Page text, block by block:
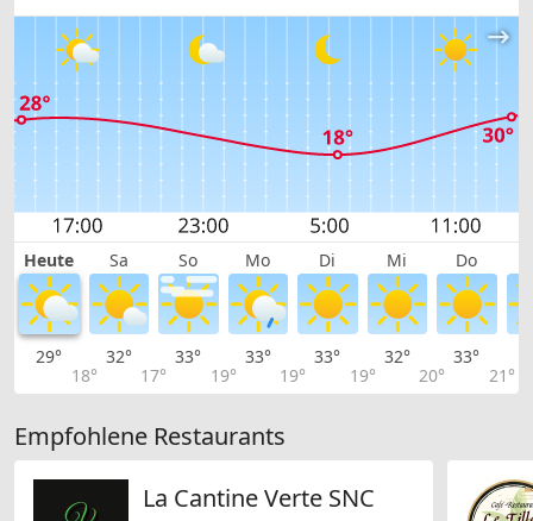
Heute Sa So Mo Di Mi Do
29°
18°
32°
17°
33°
19°
33°
19°
33°
19°
32°
20°
33°
21°
Empfohlene Restaurants
La Cantine Verte SNC